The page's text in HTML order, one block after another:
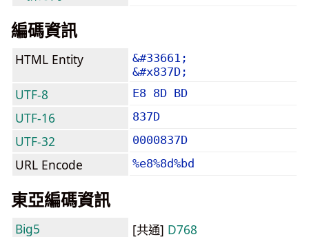
編碼資訊
HTML Entity
&#33661;
&#x837D;
UTF-8 E8 8D BD
UTF-16 837D
UTF-32 0000837D
URL Encode %e8%8d%bd
東亞編碼資訊
Big5 [共通] D768